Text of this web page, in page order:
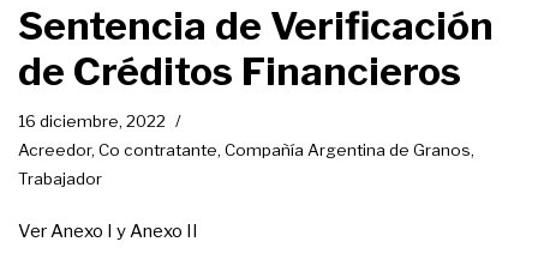
Sentencia de Verificación
de Créditos Financieros
16 diciembre, 2022
Acreedor, Co contratante, Compañía Argentina de Granos,
Trabajador
Ver Anexo I y Anexo II